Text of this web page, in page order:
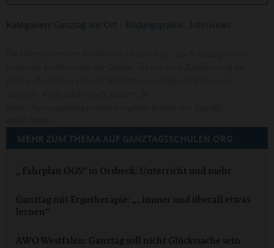
Kategorien: Ganztag vor Ort - Bildungspolitik: Interviews
MEHR ZUM THEMA AUF GANZTAGSSCHULEN.ORG
„ Fahrplan OGS“ in Orsbeck: Unterricht und mehr
Ganztag mit Ergotherapie: „...immer und überall etwas
lernen“
AWO Westfalen: Ganztag soll nicht Glückssache sein